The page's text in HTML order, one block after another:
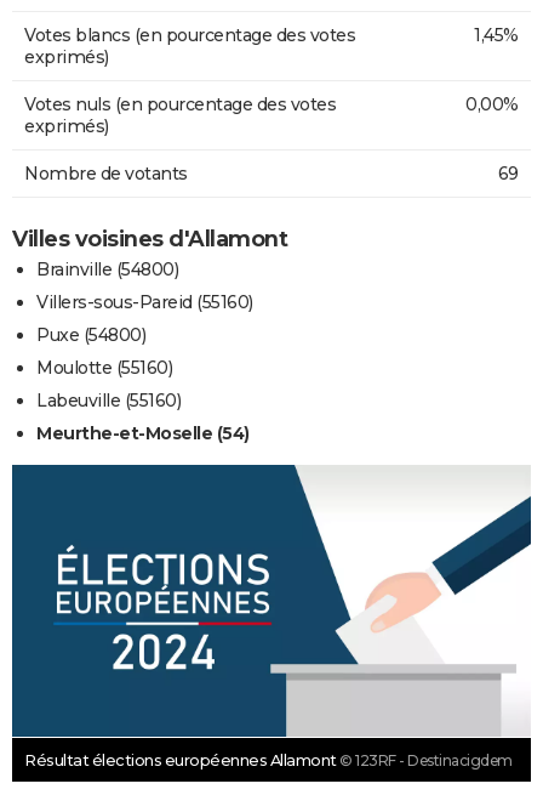
Votes blancs (en pourcentage des votes
exprimés)
1,45%
Votes nuls (en pourcentage des votes
exprimés)
0,00%
Nombre de votants 69
Villes voisines d'Allamont
Brainville (54800)
Villers-sous-Pareid (55160)
Puxe (54800)
Moulotte (55160)
Labeuville (55160)
Meurthe-et-Moselle (54)
Résultat élections européennes Allamont © 123RF - Destinacigdem